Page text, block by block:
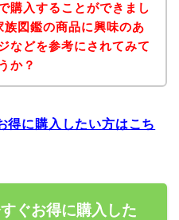
購入することができまし
族図鑑の商品に興味のあ
などを参考にされてみて
か？
得に購入したい方はこち
ぐお得に購入した